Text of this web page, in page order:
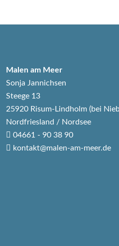
Malen am Meer
Sonja Jannichsen
Steege 13
25920 Risum-Lindholm (bei
Nordfriesland / Nordsee
04661 - 90 38 90
kontakt@malen-am-meer.de